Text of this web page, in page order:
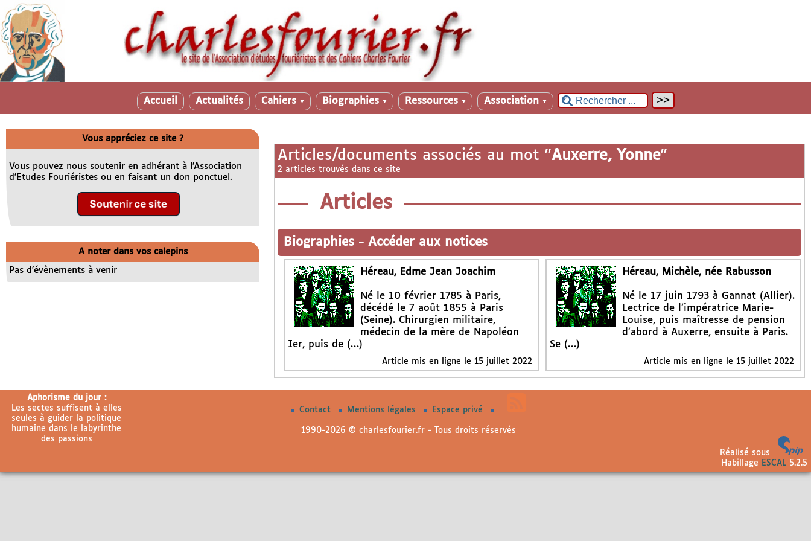
Accueil Actualités Cahiers ▼ Biographies ▼ Ressources ▼ Association ▼
Articles/documents associés au mot "Auxerre, Yonne"
2 articles trouvés dans ce site
Articles
Biographies - Accéder aux notices
Héreau, Edme Jean Joachim
Né le 10 février 1785 à Paris,
décédé le 7 août 1855 à Paris
(Seine). Chirurgien militaire,
médecin de la mère de Napoléon
Ier, puis de (…)
Article mis en ligne le 15 juillet 2022
Héreau, Michèle, née Rabusson
Né le 17 juin 1793 à Gannat (Allier).
Lectrice de l’impératrice Marie-
Louise, puis maîtresse de pension
d’abord à Auxerre, ensuite à Paris.
Se (…)
Article mis en ligne le15 juillet 2022
Vous appréciez ce site ?
Vous pouvez nous soutenir en adhérant à l’Association
d’Etudes Fouriéristes ou en faisant un don ponctuel.
A noter dans vos calepins
Pas d’évènements à venir
Aphorisme du jour :
Les sectes suffisent à elles
seules à guider la politique
humaine dans le labyrinthe
des passions
Contact Mentions légales Espace privé
1990-2026 © charlesfourier.fr - Tous droits réservés
Réalisé sous
Habillage
ESCAL5.2.5